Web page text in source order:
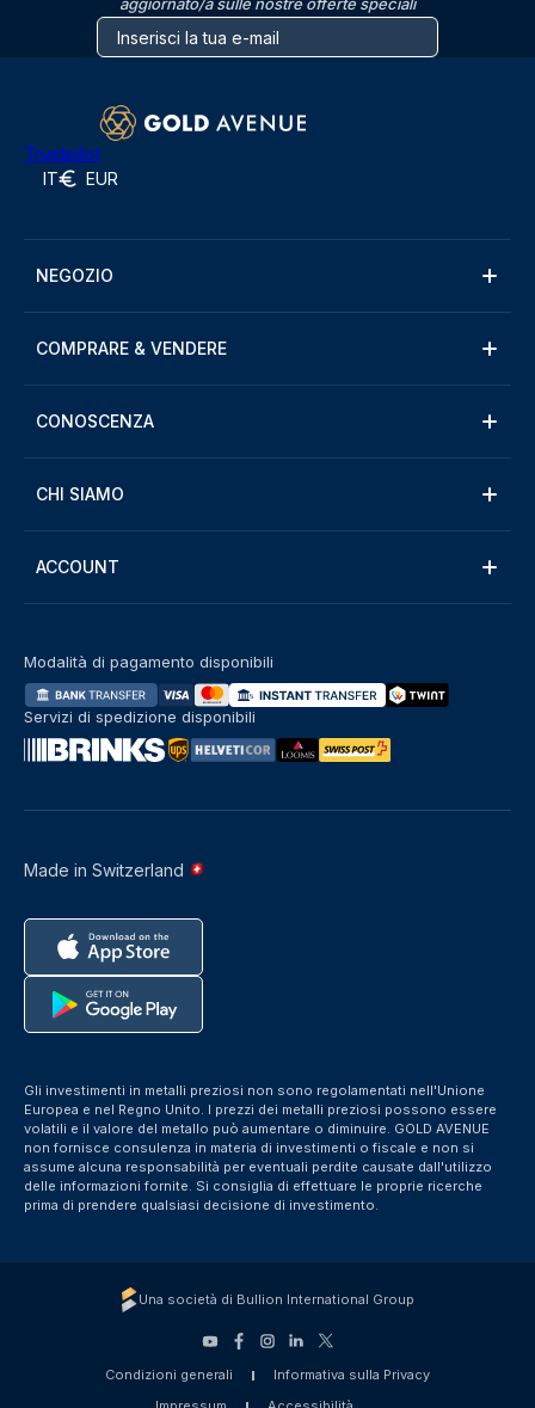
Trustpilot
IT EUR
NEGOZIO
COMPRARE & VENDERE
CONOSCENZA
CHI SIAMO
ACCOUNT
Made in Switzerland
Modalità di pagamento disponibili
Servizi di spedizione disponibili
Gli investimenti in metalli preziosi non sono regolamentati nell'Unione
Europea e nel Regno Unito. I prezzi dei metalli preziosi possono essere
volatili e il valore del metallo può aumentare o diminuire. GOLD AVENUE
non fornisce consulenza in materia di investimenti o fiscale e non si
assume alcuna responsabilità per eventuali perdite causate dall'utilizzo
delle informazioni fornite. Si consiglia di effettuare le proprie ricerche
prima di prendere qualsiasi decisione di investimento.
Una società di Bullion International Group
Condizioni generali
Informativa sulla Privacy